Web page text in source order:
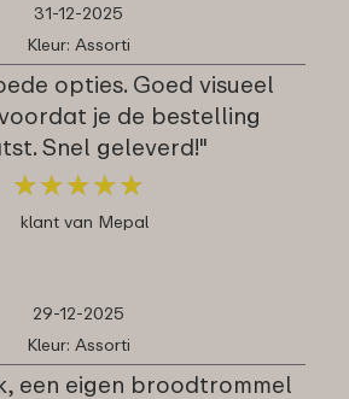
31-12-2025
Kleur: Assorti
opties. Goed visueel
je de bestelling
Snel geleverd!"
★★★★★
★★★★★
klant van Mepal
29-12-2025
Kleur: Assorti
een eigen broodtrommel